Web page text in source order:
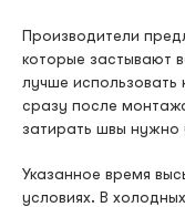
Производители
которые застывают
лучше использовать
сразу после
затирать швы нужно
Указанное время
условиях. В